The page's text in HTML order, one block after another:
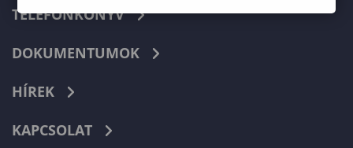
TELEFONKÖNYV
DOKUMENTUMOK
HÍREK
KAPCSOLAT